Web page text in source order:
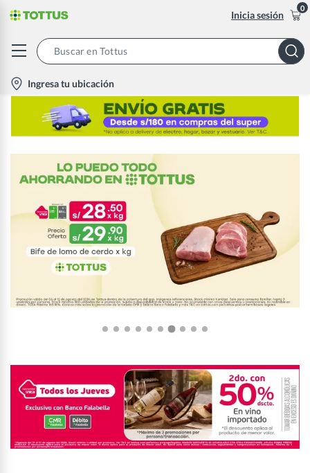
Inicia sesión
0
location-
icon
Ingresa tu ubicación